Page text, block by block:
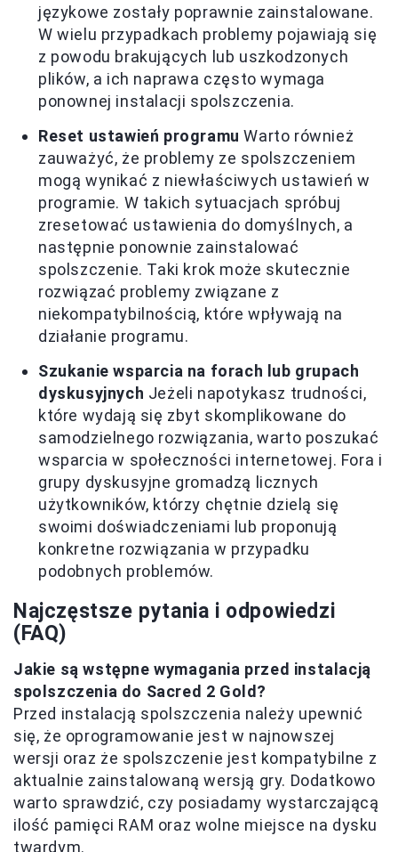
językowe zostały poprawnie zainstalowane.
W wielu przypadkach problemy pojawiają się
z powodu brakujących lub uszkodzonych
plików, a ich naprawa często wymaga
ponownej instalacji spolszczenia.
Reset ustawień programu Warto również
zauważyć, że problemy ze spolszczeniem
mogą wynikać z niewłaściwych ustawień w
programie. W takich sytuacjach spróbuj
zresetować ustawienia do domyślnych, a
następnie ponownie zainstalować
spolszczenie. Taki krok może skutecznie
rozwiązać problemy związane z
niekompatybilnością, które wpływają na
działanie programu.
Szukanie wsparcia na forach lub grupach
dyskusyjnych Jeżeli napotykasz trudności,
które wydają się zbyt skomplikowane do
samodzielnego rozwiązania, warto poszukać
wsparcia w społeczności internetowej. Fora i
grupy dyskusyjne gromadzą licznych
użytkowników, którzy chętnie dzielą się
swoimi doświadczeniami lub proponują
konkretne rozwiązania w przypadku
podobnych problemów.
Najczęstsze pytania i odpowiedzi
(FAQ)
Jakie są wstępne wymagania przed instalacją
spolszczenia do Sacred 2 Gold?
Przed instalacją spolszczenia należy upewnić
się, że oprogramowanie jest w najnowszej
wersji oraz że spolszczenie jest kompatybilne z
aktualnie zainstalowaną wersją gry. Dodatkowo
warto sprawdzić, czy posiadamy wystarczającą
ilość pamięci RAM oraz wolne miejsce na dysku
twardym.